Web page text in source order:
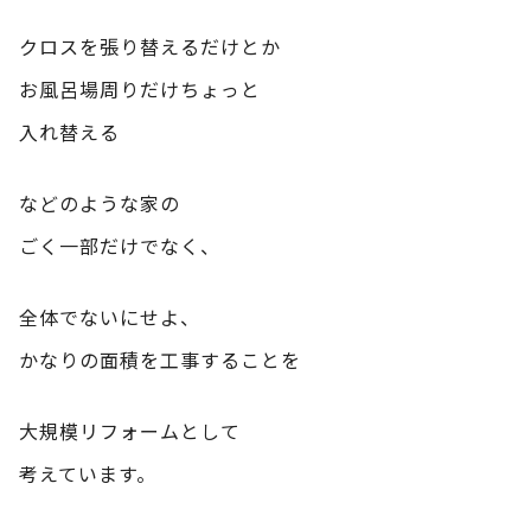
クロスを張り替えるだけとか
お風呂場周りだけちょっと
入れ替える
などのような家の
ごく一部だけでなく、
全体でないにせよ、
かなりの面積を工事することを
大規模リフォームとして
考えています。